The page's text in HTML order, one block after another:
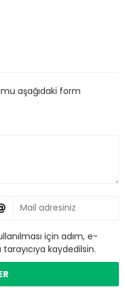
aşağıdaki form
için adım, e-
kaydedilsin.